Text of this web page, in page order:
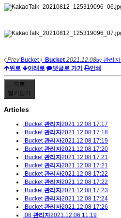
PrevBucket Bucket 2021.12.08by 관리자
위로 아래로 댓글로 가기 인쇄
목록
열기 닫기
Articles
Bucket 관리자2021.12.08 17:17
Bucket 관리자2021.12.08 17:18
Bucket 관리자2021.12.08 17:19
Bucket 관리자2021.12.08 17:20
Bucket 관리자2021.12.08 17:21
Bucket 관리자2021.12.08 17:21
Bucket 관리자2021.12.08 17:22
Bucket 관리자2021.12.08 17:22
Bucket 관리자2021.12.08 17:23
Bucket 관리자2021.12.08 17:24
Bucket 관리자2021.12.08 17:26
08 관리자2021.12.06 11:19